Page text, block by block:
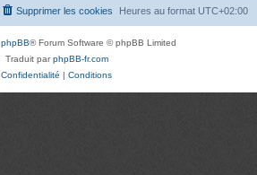
Heures au format UTC+02:00
Supprimer les cookies
phpBB® Forum Software © phpBB Limited
Traduit parphpBB-fr.com
Confidentialité | Conditions